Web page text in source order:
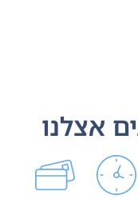
אצלנו